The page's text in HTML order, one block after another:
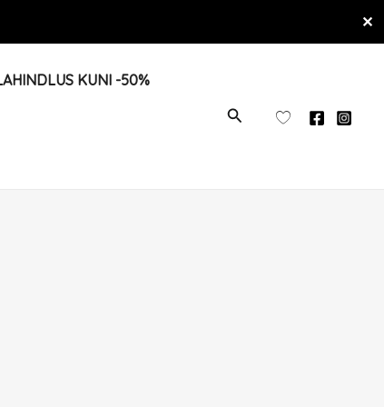
✕
KUNI -50%
OTSI